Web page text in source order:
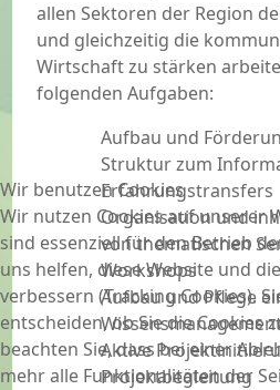
allen Sektoren der Region
und gleichzeitig die
Wirtschaft zu stärken
folgenden Aufgaben:
Aufbau und
Struktur zum
Erfahrungstransfers
Organisation und
von thematischen
Workshops
Aufbau und Pflege
Aktive
Projektbegleitung
Wir benutzen Cookies
Wir nutzen Cookies auf unserer
sind essenziell für den Betrieb
uns helfen, diese Website und
verbessern (Tracking Cookies).
entscheiden, ob Sie die Cookies
beachten Sie, dass bei einer
mehr alle Funktionalitäten der